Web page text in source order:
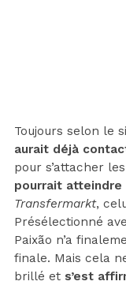
Toujours selon le
aurait déjà
pour s’attacher
pourrait atteindre
Transfermarkt,
Présélectionné
Paixão n’a
finale. Mais cela
brillé et s’est